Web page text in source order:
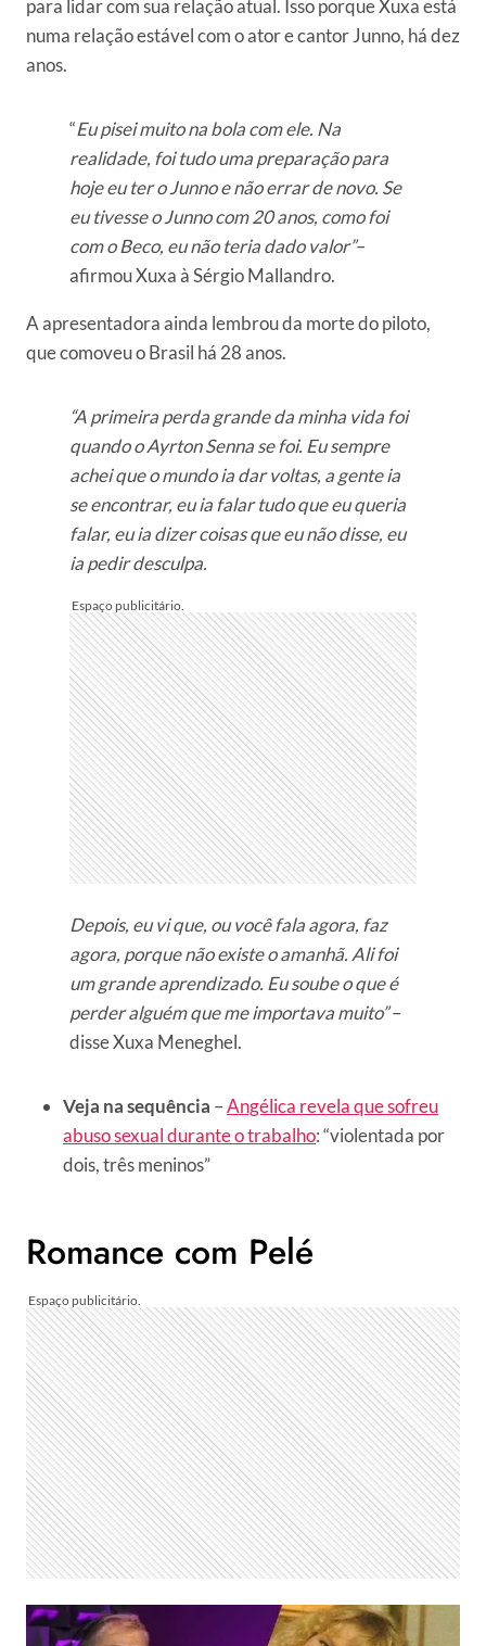
para lidar com sua relação atual. Isso porque Xuxa está
numa relação estável com o ator e cantor Junno, há dez
anos.
“Eu pisei muito na bola com ele. Na
realidade, foi tudo uma preparação para
hoje eu ter o Junno e não errar de novo. Se
eu tivesse o Junno com 20 anos, como foi
com o Beco, eu não teria dado valor”–
afirmou Xuxa à Sérgio Mallandro.
A apresentadora ainda lembrou da morte do piloto,
que comoveu o Brasil há 28 anos.
“A primeira perda grande da minha vida foi
quando o Ayrton Senna se foi. Eu sempre
achei que o mundo ia dar voltas, a gente ia
se encontrar, eu ia falar tudo que eu queria
falar, eu ia dizer coisas que eu não disse, eu
ia pedir desculpa.
Depois, eu vi que, ou você fala agora, faz
agora, porque não existe o amanhã. Ali foi
um grande aprendizado. Eu soube o que é
perder alguém que me importava muito”–
disse Xuxa Meneghel.
Veja na sequência –Angélica revela que sofreu
abuso sexual durante o trabalho: “violentada por
dois, três meninos”
Romance com Pelé